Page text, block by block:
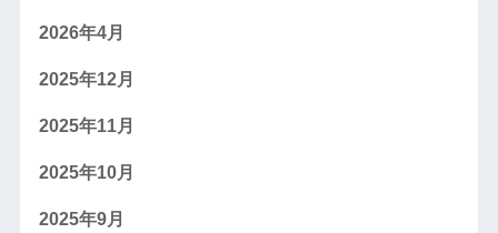
2026年4月
2025年12月
2025年11月
2025年10月
2025年9月